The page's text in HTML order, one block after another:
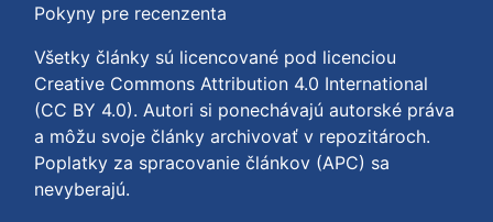
Pokyny pre recenzenta
Všetky články sú licencované pod licenciou
Creative Commons Attribution 4.0 International
(CC BY 4.0). Autori si ponechávajú autorské práva
a môžu svoje články archivovať v repozitároch.
Poplatky za spracovanie článkov (APC) sa
nevyberajú.